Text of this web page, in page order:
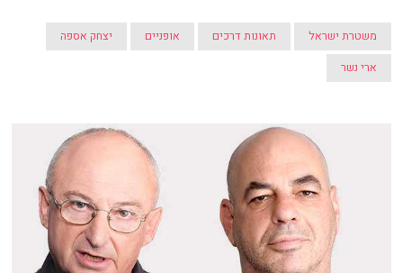
משטרת ישראל תאונות דרכים אופניים
יצחק אספה
ארי נשר